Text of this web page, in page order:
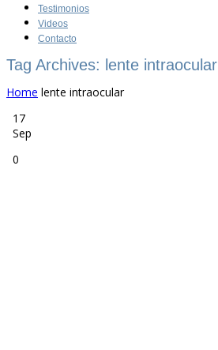
Testimonios
Videos
Contacto
Tag Archives: lente intraocular
Home lente intraocular
17
Sep
0